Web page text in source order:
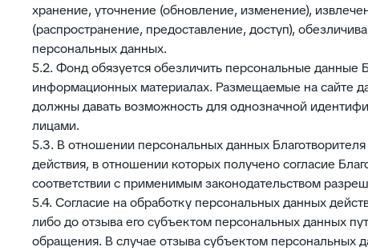
хранение, уточнение (обновление, изменение),
(распространение, предоставление, доступ),
персональных данных.
5.2. Фонд обязуется обезличить персональные
информационных материалах. Размещаемые на сайте
должны давать возможность для однозначной
лицами.
5.3. В отношении персональных данных
действия, в отношении которых получено согласие
соответствии с применимым законодательством
5.4. Согласие на обработку персональных данных
либо до отзыва его субъектом персональных данных
обращения. В случае отзыва субъектом персональных